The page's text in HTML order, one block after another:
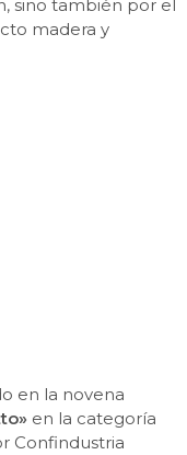
sino también por el
madera y
en la novena
en la categoría
Confindustria